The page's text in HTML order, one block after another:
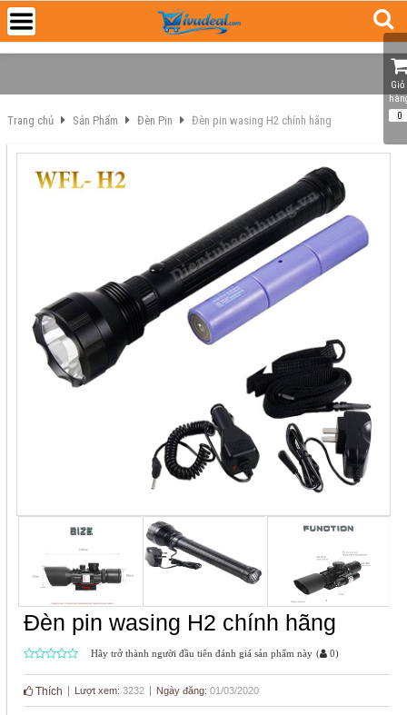
Trang chủ Sản Phẩm Đèn Pin Đèn pin wasing H2 chính hãng
Đèn pin wasing H2 chính hãng
Hãy trở thành người đầu tiên đánh giá sản phẩm này ( 0)
Thích Lượt xem: 3232 Ngày đăng: 01/03/2020
Giỏ
0